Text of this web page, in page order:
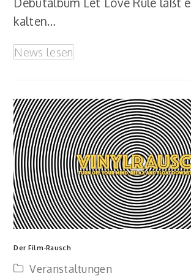
kalten…
News lesen
Der Film-Rausch
Veranstaltungen